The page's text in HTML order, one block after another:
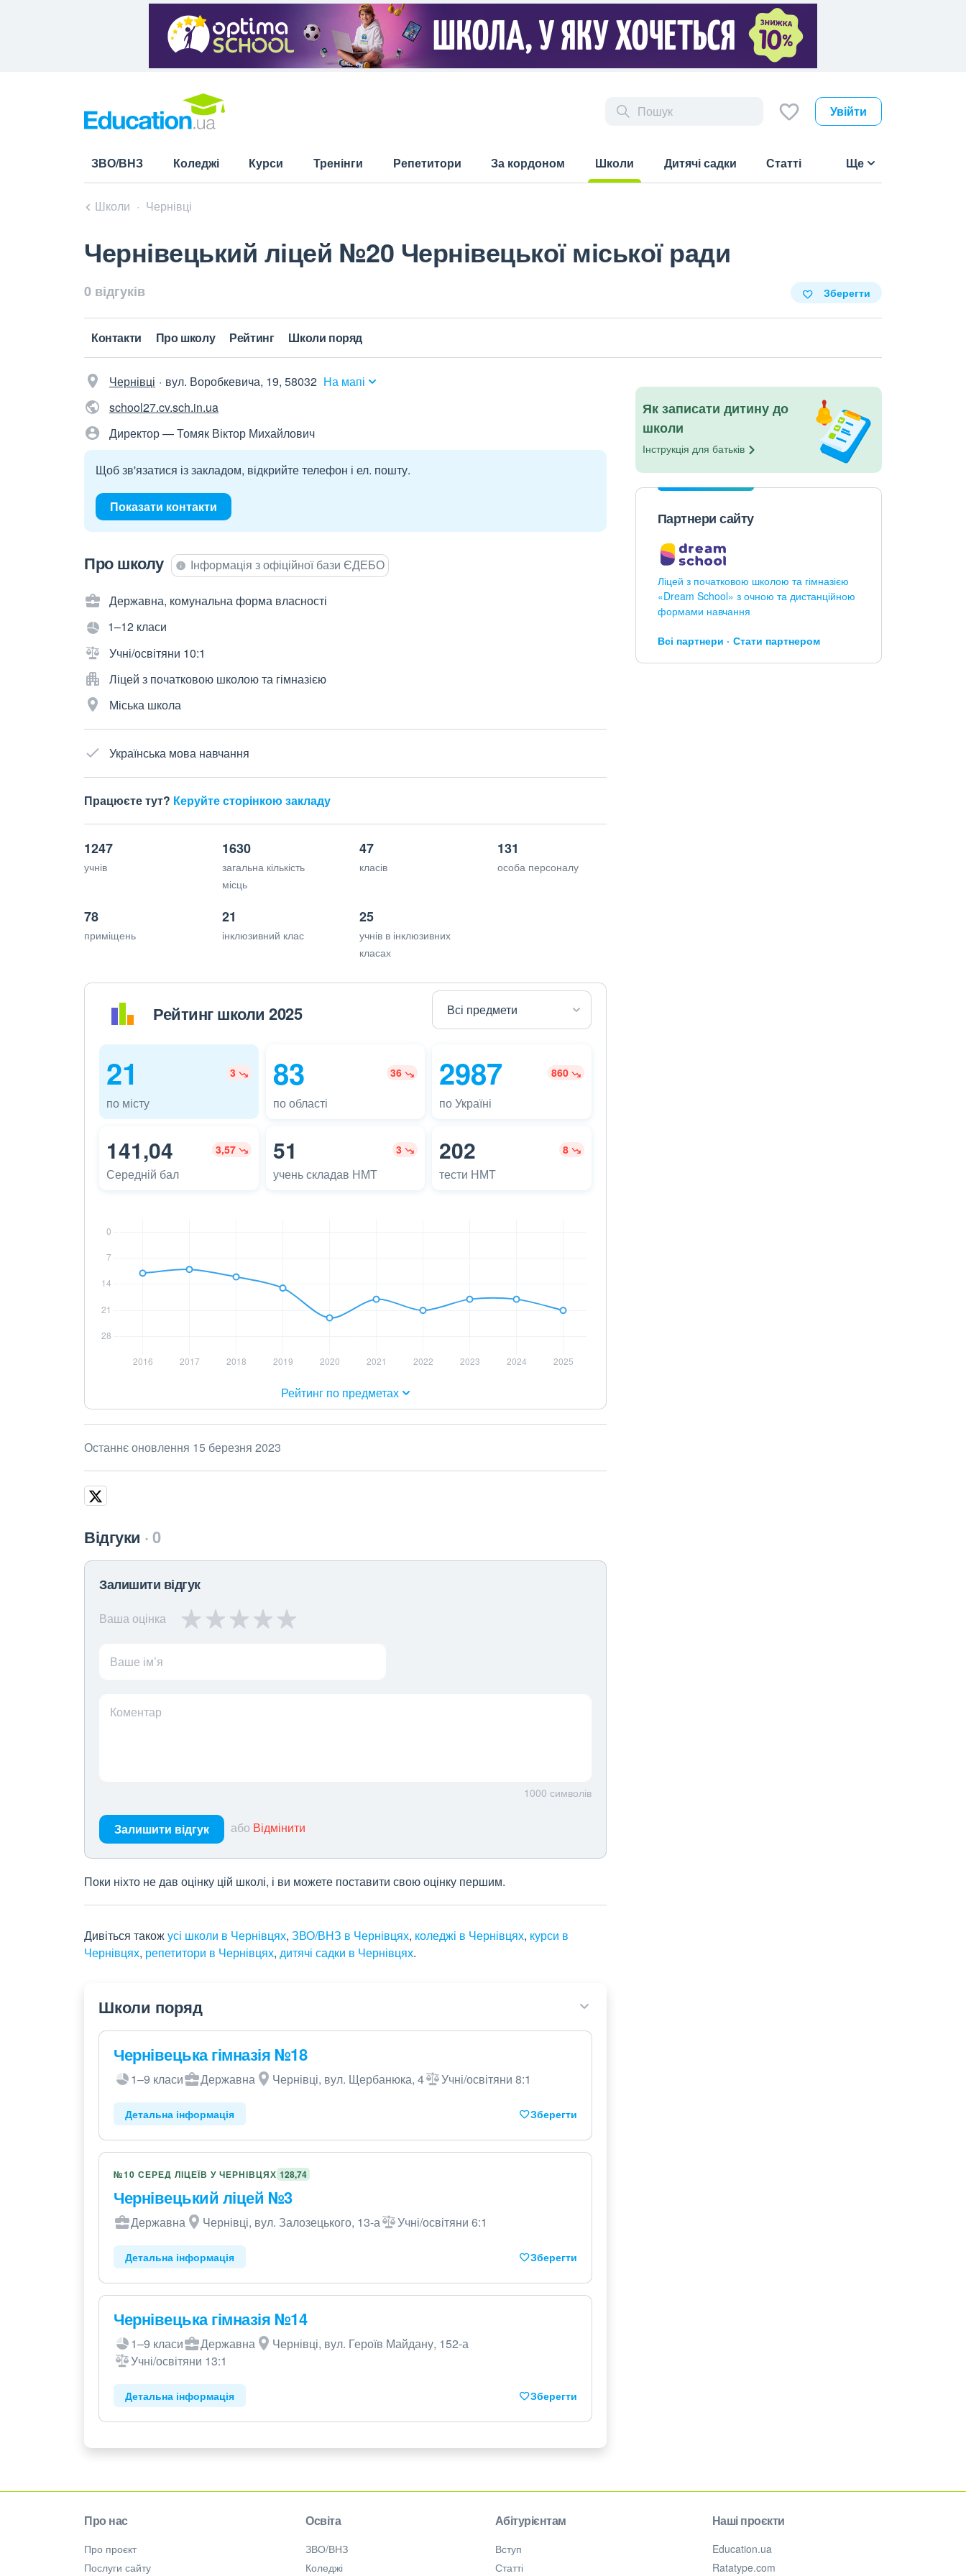
Увійти
ЗВО/ВНЗ Коледжі Курси Тренінги Репетитори За кордоном
Школи
Дитячі садки Статті Ще
Школи Чернівці
Чернівецький ліцей №20 Чернівецької міської ради
0 відгуків Зберегти
Контакти Про школу Рейтинг Школи поряд
Чернівці вул. Воробкевича, 19, 58032 На мапі
school27.cv.sch.in.ua
Директор — Томяк Віктор Михайлович
Щоб зв'язатися із закладом, відкрийте телефон і ел. пошту.
Показати контакти
Про школу Інформація з офіційної бази ЄДЕБО
Державна, комунальна форма власності
1–12 класи
Учні/освітяни 10:1
Ліцей з початковою школою та гімназією
Міська школа
Українська мова навчання
Працюєте тут? Керуйте сторінкою закладу
1247
учнів
1630
загальна кількість
місць
47
класів
131
особа персоналу
78
приміщень
21
інклюзивний клас
25
учнів в інклюзивних
класах
Рейтинг школи 2025
21 3
по місту
83 36
по області
2987 860
по Україні
141,04 3,57
Середній бал
51 3
учень складав НМТ
202 8
тести НМТ
Рейтинг по предметах
Останнє оновлення 15 березня 2023
Відгуки 0
Залишити відгук
Ваша оцінка
Ваше ім’я
Коментар
1000 символів
Залишити відгук або Відмінити
Поки ніхто не дав оцінку цій школі, і ви можете поставити свою оцінку першим.
Дивіться такожусі школи в Чернівцях, ЗВО/ВНЗ в Чернівцях, коледжі в Чернівцях, курси в
Чернівцях, репетитори в Чернівцях, дитячі садки в Чернівцях.
Школи поряд
Чернівецька гімназія №18
1–9 класи Державна Чернівці, вул. Щербанюка, 4 Учні/освітяни 8:1
Детальна інформація Зберегти
№10 СЕРЕД ЛІЦЕЇВ У ЧЕРНІВЦЯХ 128,74
Чернівецький ліцей №3
Державна Чернівці, вул. Залозецького, 13-а Учні/освітяни 6:1
Детальна інформація Зберегти
Чернівецька гімназія №14
1–9 класи Державна
Чернівці, вул. Героїв Майдану, 152-а
Учні/освітяни 13:1
Детальна інформація Зберегти
Як записати дитину до
школи
Інструкція для батьків
Партнери сайту
Ліцей з початковою школою та гімназією
«Dream School» з очною та дистанційною
формами навчання
Всі партнери Стати партнером
Про нас
Про проєкт
Послуги сайту
Освіта
ЗВО/ВНЗ
Коледжі
Абітурієнтам
Вступ
Статті
Наші проєкти
Education.ua
Ratatype.com